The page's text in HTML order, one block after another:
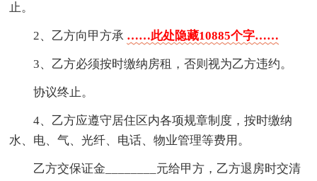
止。
2、乙方向甲方承 ……此处隐藏10885个字……
3、乙方必须按时缴纳房租，否则视为乙方违约。
协议终止。
4、乙方应遵守居住区内各项规章制度，按时缴纳
水、电、气、光纤、电话、物业管理等费用。
乙方交保证金________元给甲方，乙方退房时交清